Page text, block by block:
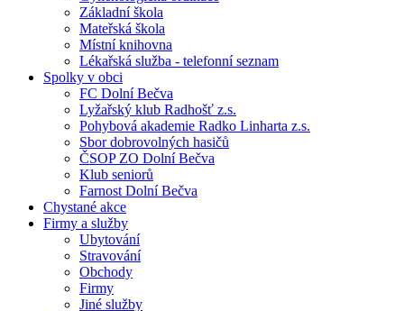
Základní škola
Mateřská škola
Místní knihovna
Lékařská služba - telefonní seznam
Spolky v obci
FC Dolní Bečva
Lyžařský klub Radhošť z.s.
Pohybová akademie Radko Linharta z.s.
Sbor dobrovolných hasičů
ČSOP ZO Dolní Bečva
Klub seniorů
Farnost Dolní Bečva
Chystané akce
Firmy a služby
Ubytování
Stravování
Obchody
Firmy
Jiné služby